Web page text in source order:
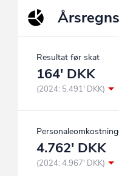
Resultat før skat
164' DKK
(2024: 5.491' DKK)
4.762' DKK
(2024: 4.967' DKK)